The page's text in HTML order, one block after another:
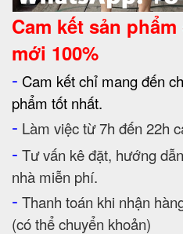
Cam kết sản
mới 100%
- Cam kết chỉ mang đến
phẩm tốt nhất.
- Làm việc từ 7h đến 22h
- Tư vấn kê đặt, hướng
nhà miễn phí.
- Thanh toán khi nhận
(có thể chuyển khoản)